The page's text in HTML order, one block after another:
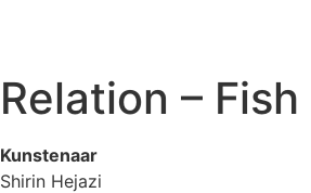
Relation – Fish
Kunstenaar
Shirin Hejazi